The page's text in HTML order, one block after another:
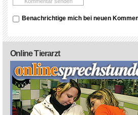
Benachrichtige mich bei neuen
Online Tierarzt